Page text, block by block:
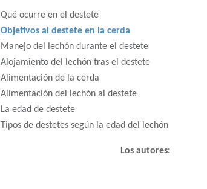
Qué ocurre en el destete
Objetivos al destete en la cerda
Manejo del lechón durante el destete
Alojamiento del lechón tras el destete
Alimentación de la cerda
Alimentación del lechón al destete
La edad de destete
Tipos de destetes según la edad del lechón
Los autores: